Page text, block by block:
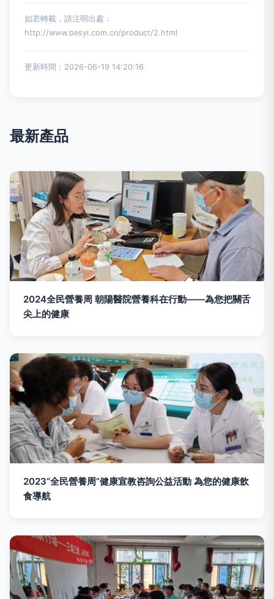
如若轉載，請注明出處：
http://www.besyi.com.cn/product/2.html
更新時間：2026-06-19 14:20:16
最新產品
2024全民營養周 朝陽醫院營養科在行動——為您把關舌
尖上的健康
2023“全民營養周”健康宣教咨詢公益活動 為您的健康飲
食導航